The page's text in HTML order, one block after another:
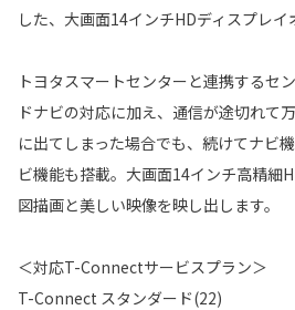
した、大画面14インチHDディスプレイ
トヨタスマートセンターと連携するセ
ドナビの対応に加え、通信が途切れて
に出てしまった場合でも、続けてナビ
ビ機能も搭載。大画面14インチ高精細
図描画と美しい映像を映し出します。
＜対応T-Connectサービスプラン＞
T-Connect スタンダード(22)